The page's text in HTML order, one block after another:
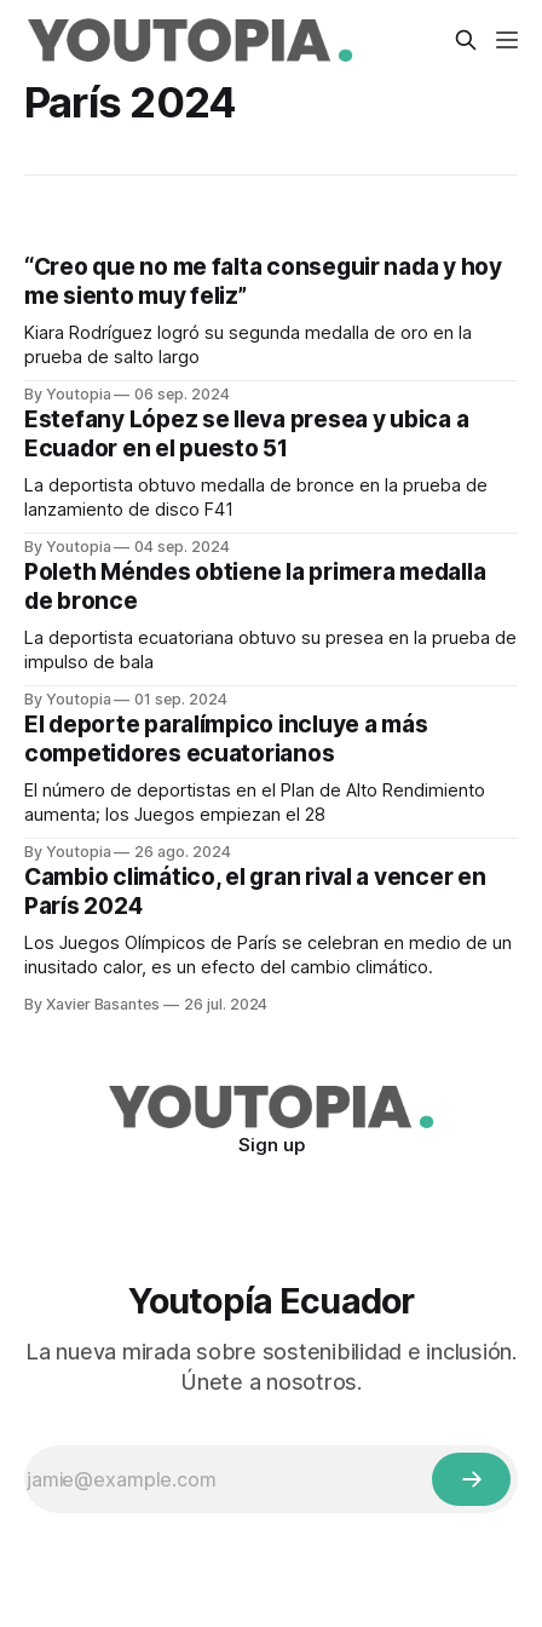
París 2024
“Creo que no me falta conseguir nada y hoy
me siento muy feliz”
Kiara Rodríguez logró su segunda medalla de oro en la
prueba de salto largo
By Youtopia 06 sep. 2024
Estefany López se lleva presea y ubica a
Ecuador en el puesto 51
La deportista obtuvo medalla de bronce en la prueba de
lanzamiento de disco F41
By Youtopia 04 sep. 2024
Poleth Méndes obtiene la primera medalla
de bronce
La deportista ecuatoriana obtuvo su presea en la prueba de
impulso de bala
By Youtopia 01 sep. 2024
El deporte paralímpico incluye a más
competidores ecuatorianos
El número de deportistas en el Plan de Alto Rendimiento
aumenta; los Juegos empiezan el 28
By Youtopia 26 ago. 2024
Cambio climático, el gran rival a vencer en
París 2024
Los Juegos Olímpicos de París se celebran en medio de un
inusitado calor, es un efecto del cambio climático.
By Xavier Basantes 26 jul. 2024
Sign up
Youtopía Ecuador
La nueva mirada sobre sostenibilidad e inclusión.
Únete a nosotros.